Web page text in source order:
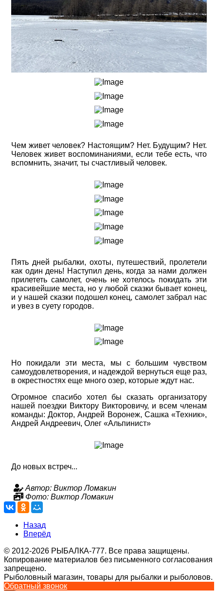
Чем живет человек? Настоящим? Нет. Будущим? Нет.
Человек живет воспоминаниями, если тебе есть, что
вспомнить, значит, ты счастливый человек.
Пять дней рыбалки, охоты, путешествий, пролетели
как один день! Наступил день, когда за нами должен
прилететь самолет, очень не хотелось покидать эти
красивейшие места, но у любой сказки бывает конец,
и у нашей сказки подошел конец, самолет забрал нас
и увез в суету городов.
Но покидали эти места, мы с большим чувством
самоудовлетворения, и надеждой вернуться еще раз,
в окрестностях еще много озер, которые ждут нас.
Огромное спасибо хотел бы сказать организатору
нашей поездки Виктору Викторовичу, и всем членам
команды: Доктор, Андрей Воронеж, Сашка «Техник»,
Андрей Андреевич, Олег «Альпинист»
До новых встреч...
Автор: Виктор Ломакин
Фото: Виктор Ломакин
Назад
Вперёд
© 2012-2026 РЫБАЛКА-777. Все права защищены.
Копирование материалов без письменного согласования
запрещено.
Рыболовный магазин, товары для рыбалки и рыболовов.
Обратный звонок